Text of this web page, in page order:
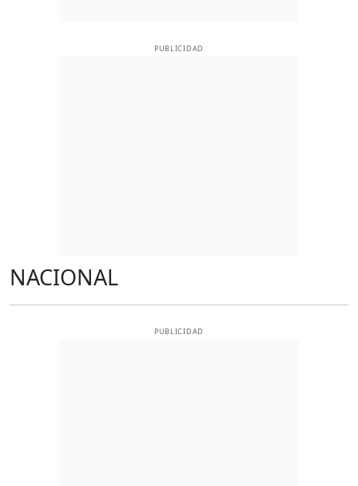
PUBLICIDAD
NACIONAL
PUBLICIDAD